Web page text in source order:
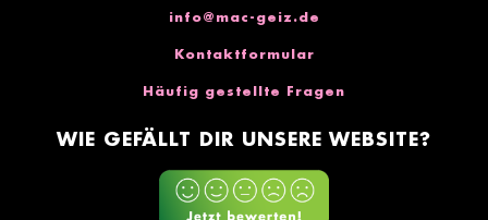
info@mac-geiz.de
Kontaktformular
Häufig gestellte Fragen
WIE GEFÄLLT DIR UNSERE WEBSITE?